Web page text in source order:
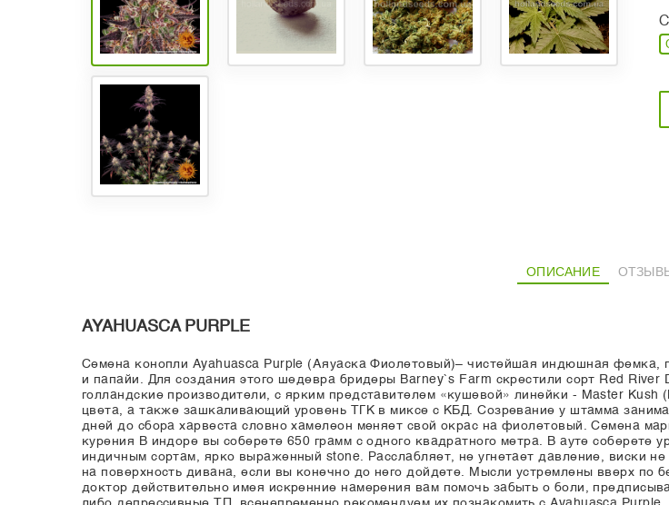
ОПИСАНИЕ
AYAHUASCA PURPLE
Семена конопли Ayahuasca Purple (Аяуаска Фиолетовый)– чистейшая индюшная фемка,
и папайи. Для создания этого шедевра бридеры Barney`s Farm скрестили сорт Red
голландские производители, с ярким представителем «кушевой» линейки - Master
цвета, а также зашкаливающий уровень ТГК в миксе с КБД. Созревание у штамма
дней до сбора харвеста словно хамелеон меняет свой окрас на фиолетовый. Семена
курения В индоре вы соберете 650 грамм с одного квадратного метра. В ауте
индичным сортам, ярко выраженный stone. Расслабляет, не угнетает давление, виски
на поверхность дивана, если вы конечно до него дойдете. Мысли устремлены вверх по
доктор действительно имея искренние намерения вам помочь забыть о боли,